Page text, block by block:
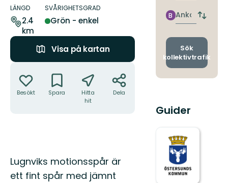
om
leden
LÄNGD
2.4
km
SVÅRIGHETSGRAD
Grön - enkel
Visa på kartan
Besökt Spara
Hitta
hit
Dela
Beskrivning
Lugnviks motionsspår är
ett fint spår med jämnt
Ankomst
B
Byt
och
Sök
kollektivtrafik
Guider